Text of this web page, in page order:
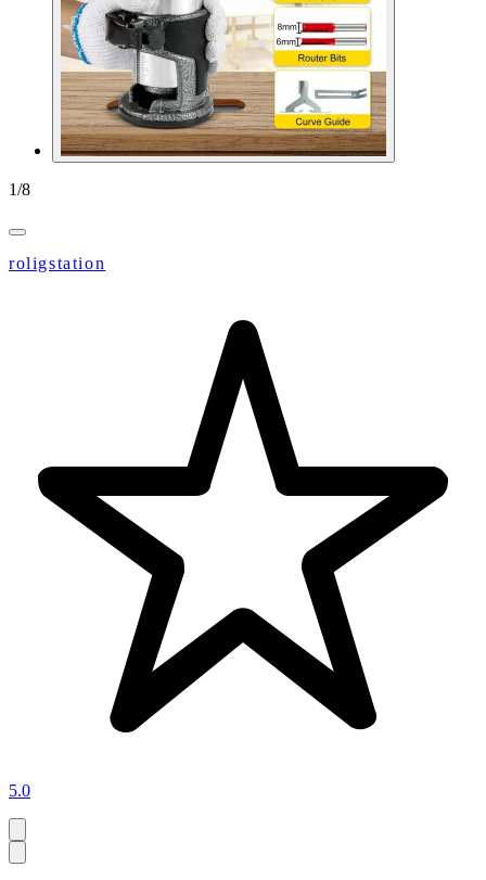
1/8
roligstation
5.0